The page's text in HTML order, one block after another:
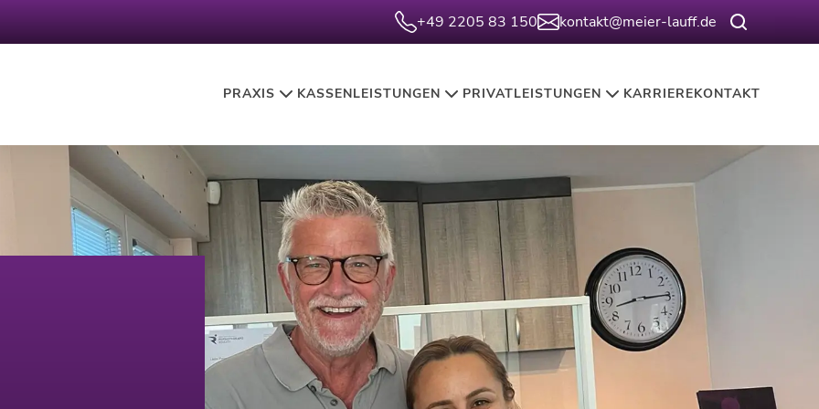
+49 2205 83 150 kontakt@meier-lauff.de
PRAXIS KASSENLEISTUNGEN PRIVATLEISTUNGEN KARRIEREKONTAKT